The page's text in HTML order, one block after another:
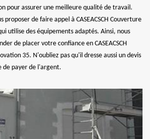
pour assurer une meilleure qualité de travail.
proposer de faire appel à CASEACSCH Couverture
utilise des équipements adaptés. Ainsi, nous
de placer votre confiance en CASEACSCH
35. N'oubliez pas qu'il dresse aussi un devis
de payer de l'argent.